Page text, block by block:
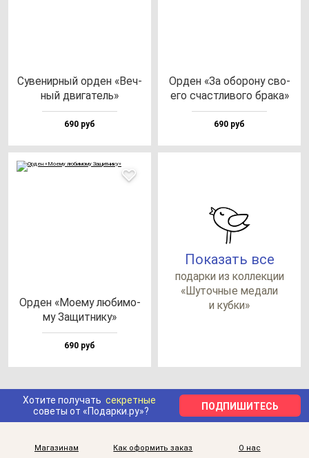
Суве­нир­ный ор­ден «Веч­
ный дви­га­тель»
690 руб
Орден «За обо­ро­ну сво­
его счас­тли­во­го бра­ка»
690 руб
Орден «Моему лю­би­мо­
му Защит­ни­ку»
690 руб
Показать все
по­дар­ки из кол­лек­ции
«Шуточ­ные ме­да­ли
и куб­ки»
Хотите получать секретные
советы от «Подарки.ру»?
ПОДПИШИТЕСЬ
Магазинам Как оформить заказ О нас